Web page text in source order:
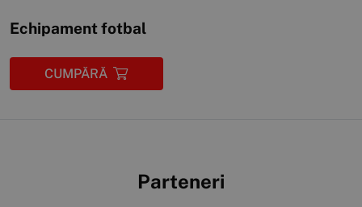
Echipament fotbal
CUMPĂRĂ
Parteneri